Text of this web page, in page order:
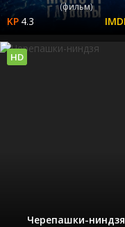
(фильм)
4.3
Черепашки-ниндзя
HD